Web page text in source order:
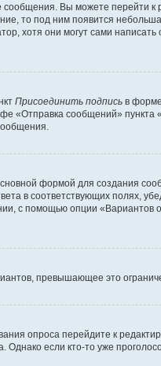
Вы можете перейти к
то под ним появится
хотя они могут сами
Присоединить подпись в
«Отправка сообщений» пункта
формой для создания
в соответствующих полях,
с помощью опции
превышающее это
опроса перейдите к
Однако если кто-то уже